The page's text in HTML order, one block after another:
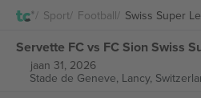
Sport Football Swiss Super
Servette FC vs FC Sion Swiss
jaan 31, 2026
Stade de Geneve, Lancy,